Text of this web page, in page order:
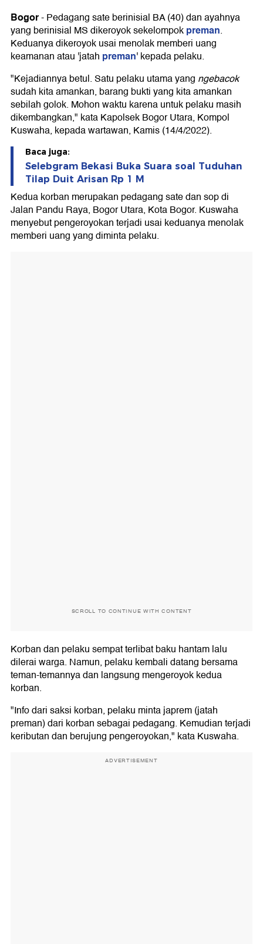
Bogor-Pedagang sate berinisial BA (40) dan ayahnya
yang berinisial MS dikeroyok sekelompokpreman.
Keduanya dikeroyok usai menolak memberi uang
keamanan atau 'jatah preman' kepada pelaku.
"Kejadiannya betul. Satu pelaku utama yang ngebacok
sudah kita amankan, barang bukti yang kita amankan
sebilah golok. Mohon waktu karena untuk pelaku masih
dikembangkan," kata Kapolsek Bogor Utara, Kompol
Kuswaha, kepada wartawan, Kamis (14/4/2022).
Baca juga:
Selebgram Bekasi Buka Suara soal Tuduhan
Tilap Duit Arisan Rp 1 M
Kedua korban merupakan pedagang sate dan sop di
Jalan Pandu Raya, Bogor Utara, Kota Bogor. Kuswaha
menyebut pengeroyokan terjadi usai keduanya menolak
memberi uang yang diminta pelaku.
SCROLL TO CONTINUE WITH CONTENT
Korban dan pelaku sempat terlibat baku hantam lalu
dilerai warga. Namun, pelaku kembali datang bersama
teman-temannya dan langsung mengeroyok kedua
korban.
"Info dari saksi korban, pelaku minta japrem (jatah
preman) dari korban sebagai pedagang. Kemudian terjadi
keributan dan berujung pengeroyokan," kata Kuswaha.
ADVERTISEMENT